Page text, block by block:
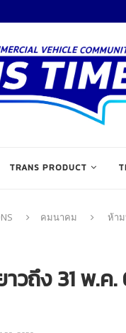
TRANS PRODUCT
คมนาคม ห้าม
วถึง 31 พ.